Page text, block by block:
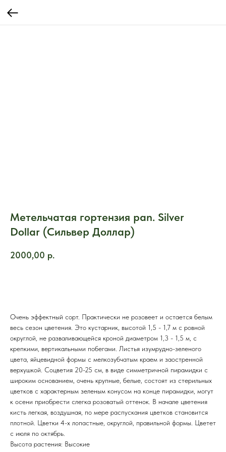
Метельчатая гортензия pan. Silver
Dollar (Сильвер Доллар)
2000,00 р.
Очень эффектный сорт. Практически не розовеет и остается белым
весь сезон цветения. Это кустарник, высотой 1,5 - 1,7 м с ровной
округлой, не разваливающейся кроной диаметром 1,3 - 1,5 м, с
крепкими, вертикальными побегами. Листья изумрудно-зеленого
цвета, яйцевидной формы с мелкозубчатым краем и заостренной
верхушкой. Соцветия 20-25 см, в виде симметричной пирамидки с
широким основанием, очень крупные, белые, состоят из стерильных
цветков с характерным зеленым конусом на конце пирамидки, могут
к осени приобрести слегка розоватый оттенок. В начале цветения
кисть легкая, воздушная, по мере распускания цветков становится
плотной. Цветки 4-х лопастные, округлой, правильной формы. Цветет
с июля по октябрь.
Высота растения: Высокие